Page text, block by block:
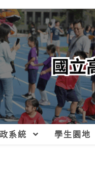
系統 學生園地